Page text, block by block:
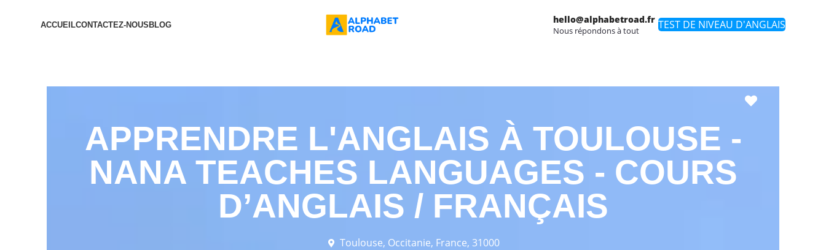
ACCUEILCONTACTEZ-NOUS BLOG hello@alphabetroad.fr
Nous répondons à tout TEST DE NIVEAU D'ANGLAIS
Favori
APPRENDRE L'ANGLAIS À TOULOUSE -
NANA TEACHES LANGUAGES - COURS
D’ANGLAIS / FRANÇAIS
Toulouse, Occitanie, France, 31000